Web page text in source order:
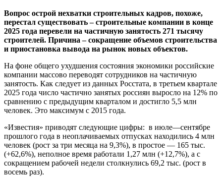
Вопрос острой нехватки строительных кадров, похоже,
перестал существовать – строительные компании в конце
2025 года перевели на частичную занятость 271 тысячу
строителей. Причина – сокращение объемов строительства
и приостановка вывода на рынок новых объектов.
На фоне общего ухудшения состояния экономики российские
компании массово переводят сотрудников на частичную
занятость. Как следует из данных Росстата, в третьем квартале
2025 года число частично занятых россиян выросло на 12% по
сравнению с предыдущим кварталом и достигло 5,5 млн
человек. Это максимум с 2015 года.
«Известия» приводят следующие цифры: в июле—сентябре
прошлого года в неоплачиваемых отпусках находились 4 млн
человек (рост за три месяца на 9,3%), в простое — 165 тыс.
(+62,6%), неполное время работали 1,27 млн (+12,7%), а с
сокращением рабочей недели столкнулись 69,2 тыс. (рост в
восемь раз).